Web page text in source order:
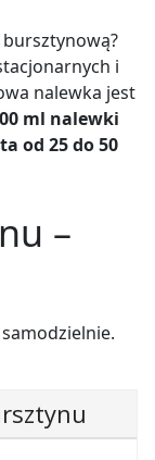
i
nalewka jest
ml nalewki
od 25 do 50
–